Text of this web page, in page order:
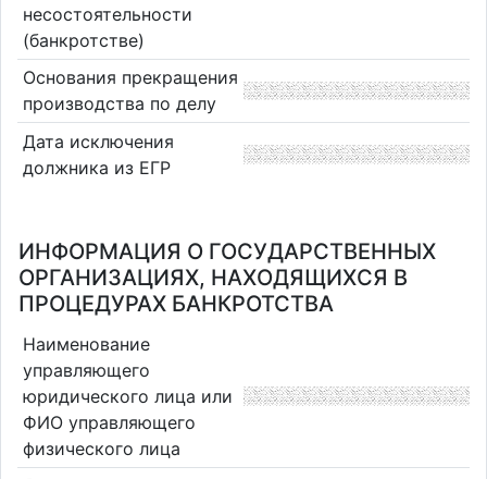
несостоятельности
(банкротстве)
Основания прекращения
производства по делу
Дата исключения
должника из ЕГР
ИНФОРМАЦИЯ О ГОСУДАРСТВЕННЫХ
ОРГАНИЗАЦИЯХ, НАХОДЯЩИХСЯ В
ПРОЦЕДУРАХ БАНКРОТСТВА
Наименование
управляющего
юридического лица или
ФИО управляющего
физического лица